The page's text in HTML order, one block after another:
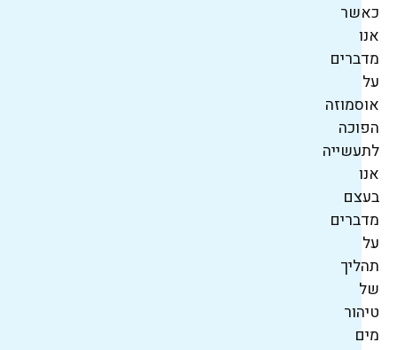
כאשר
אנו
מדברים
על
אוסמוזה
הפוכה
לתעשייה
אנו
בעצם
מדברים
על
תהליך
של
טיהור
מים